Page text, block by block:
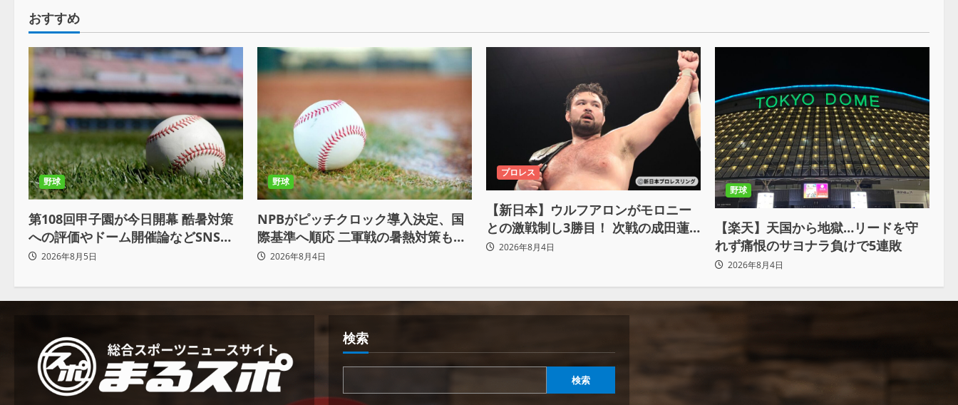
おすすめ
野球
第108回甲子園が今日開幕 酷暑対策
への評価やドーム開催論などSNSで
議論も
2026年8月5日
野球
NPBがピッチクロック導入決定、国
際基準へ順応 二軍戦の暑熱対策も柔
軟運用へ
2026年8月4日
プロレス
【新日本】ウルフアロンがモロニー
との激戦制し3勝目！ 次戦の成田蓮
へ宣言「アイツの王道を俺の王道で
2026年8月4日
野球
【楽天】天国から地獄…リードを守
れず痛恨のサヨナラ負けで5連敗
2026年8月4日
検索
検索